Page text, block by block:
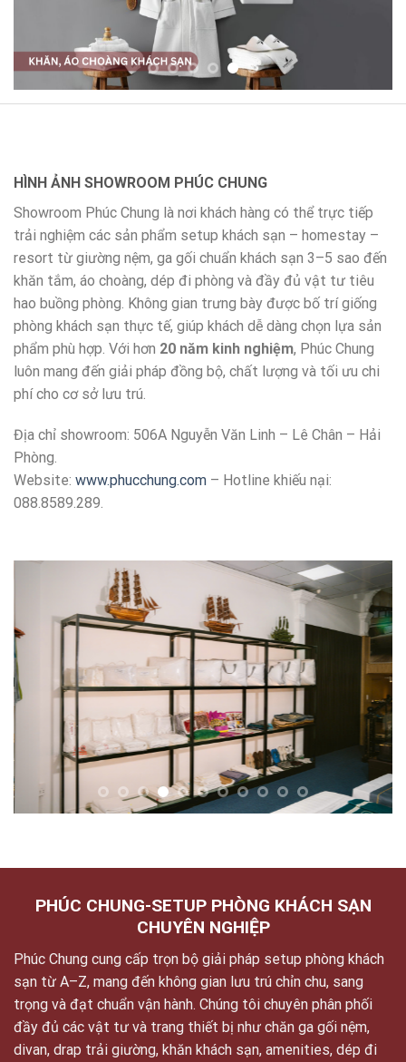
HÌNH ẢNH SHOWROOM PHÚC CHUNG
Showroom Phúc Chung là nơi khách hàng có thể trực tiếp
trải nghiệm các sản phẩm setup khách sạn – homestay –
resort từ giường nệm, ga gối chuẩn khách sạn 3–5 sao đến
khăn tắm, áo choàng, dép đi phòng và đầy đủ vật tư tiêu
hao buồng phòng. Không gian trưng bày được bố trí giống
phòng khách sạn thực tế, giúp khách dễ dàng chọn lựa sản
phẩm phù hợp. Với hơn 20 năm kinh nghiệm, Phúc Chung
luôn mang đến giải pháp đồng bộ, chất lượng và tối ưu chi
phí cho cơ sở lưu trú.
Địa chỉ showroom: 506A Nguyễn Văn Linh – Lê Chân – Hải
Phòng.
Website: www.phucchung.com – Hotline khiếu nại:
088.8589.289.
PHÚC CHUNG-SETUP PHÒNG KHÁCH SẠN
CHUYÊN NGHIỆP
Phúc Chung cung cấp trọn bộ giải pháp setup phòng khách
sạn từ A–Z, mang đến không gian lưu trú chỉn chu, sang
trọng và đạt chuẩn vận hành. Chúng tôi chuyên phân phối
đầy đủ các vật tư và trang thiết bị như chăn ga gối nệm,
divan, drap trải giường, khăn khách sạn, amenities, dép đi